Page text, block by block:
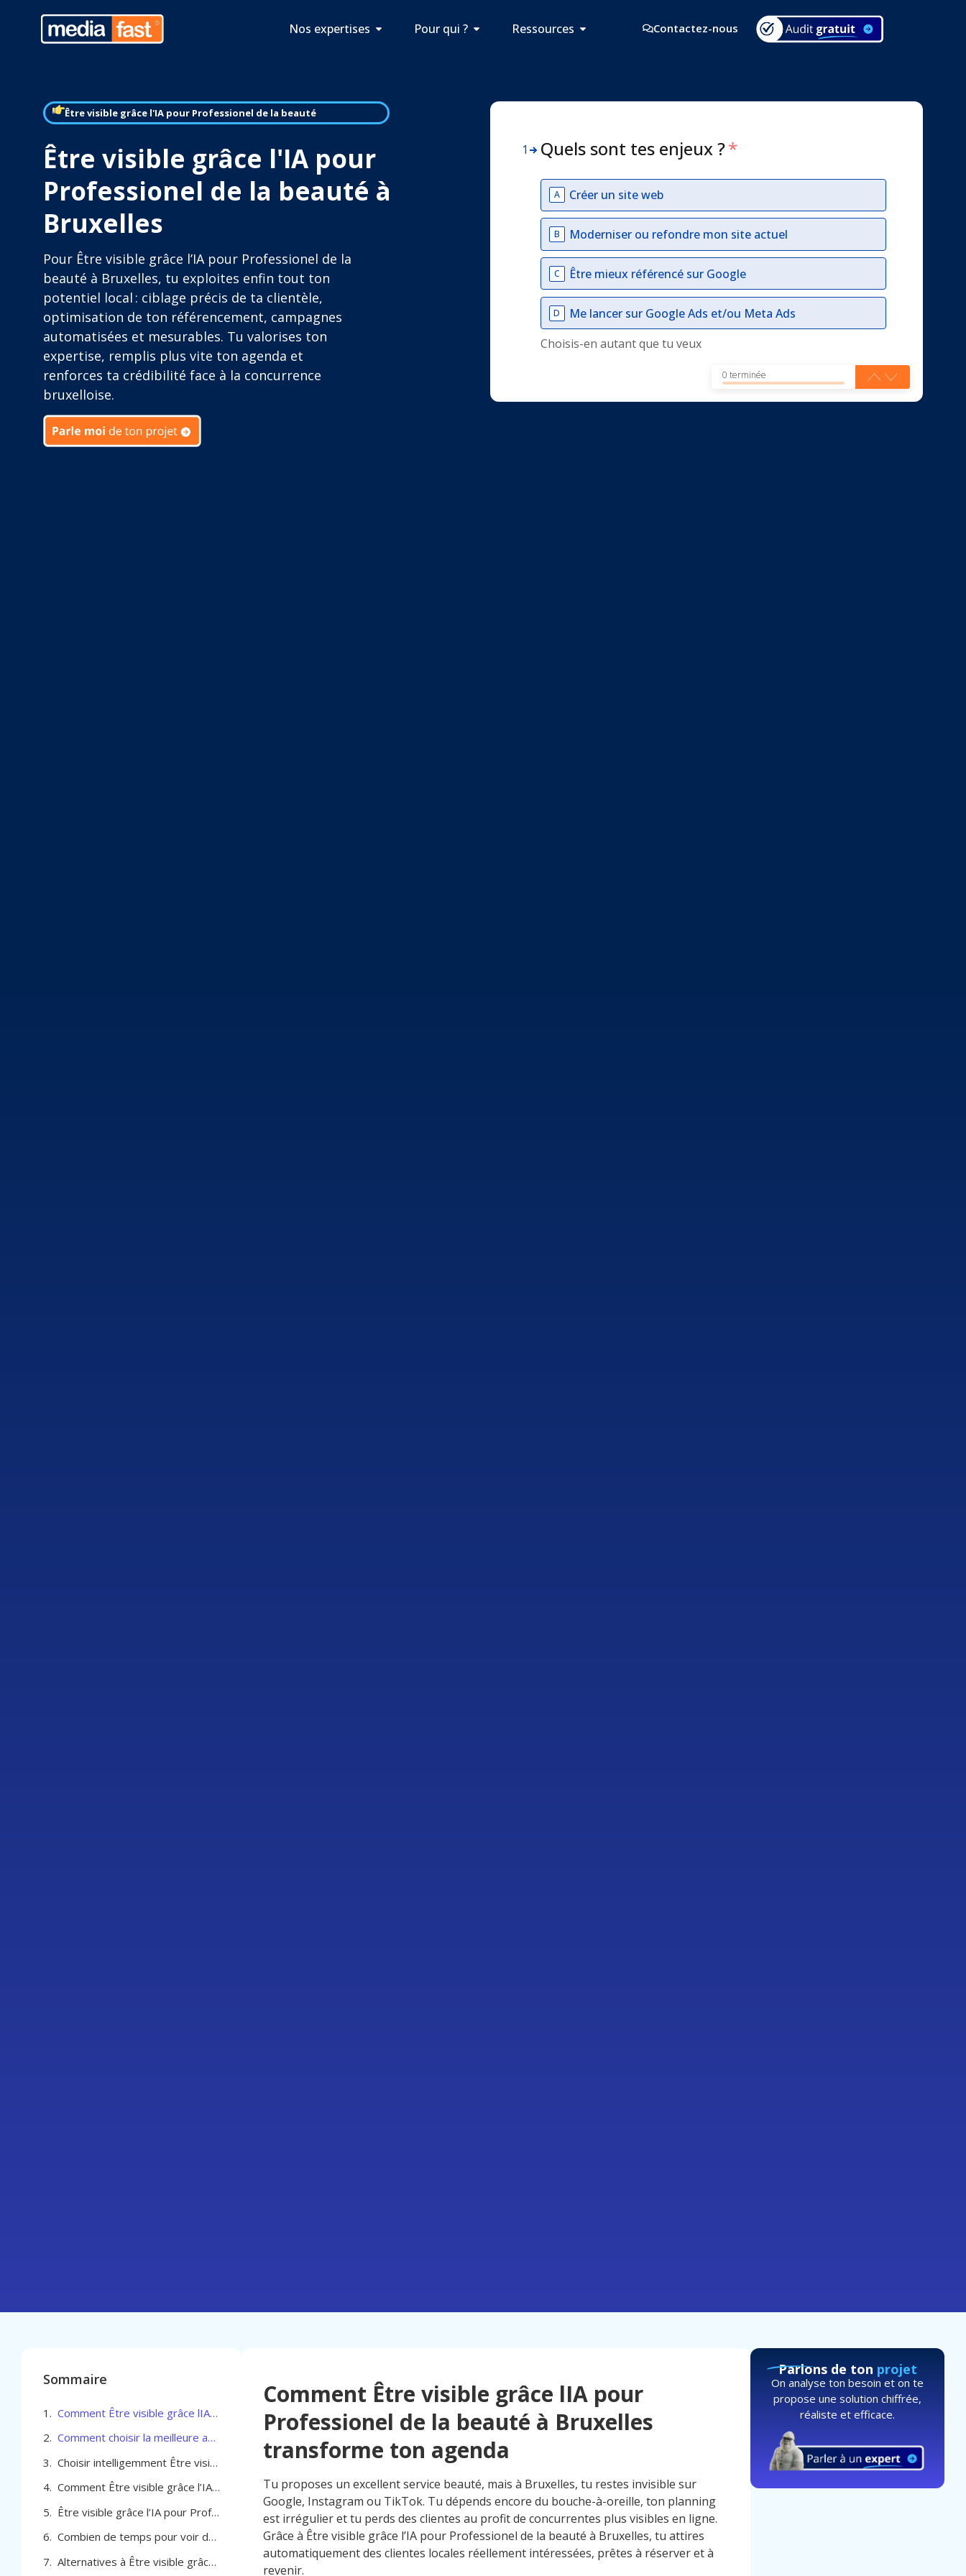
Nos expertises Pour qui ? Ressources Contactez-nous
Être visible grâce l'IA pour Professionel de la beauté
Être visible grâce l'IA pour
Professionel de la beauté à
Bruxelles
Pour Être visible grâce l’IA pour Professionel de la
beauté à Bruxelles, tu exploites enfin tout ton
potentiel local : ciblage précis de ta clientèle,
optimisation de ton référencement, campagnes
automatisées et mesurables. Tu valorises ton
expertise, remplis plus vite ton agenda et
renforces ta crédibilité face à la concurrence
bruxelloise.
1 Quels sont tes enjeux ?*
A Créer un site web
B Moderniser ou refondre mon site actuel
C Être mieux référencé sur Google
D
Me lancer sur Google Ads et/ou Meta Ads
Choisis-en autant que tu veux
0 terminée
Sommaire
Comment Être visible grâce lIA pour Professionel de la beauté à Bruxelles transforme ton agenda
Comment choisir la meilleure agence pour Être visible grâce lIA pour Professionel de la beauté à Bruxelles
Choisir intelligemment Être visible grâce l’IA pour Professionel de la beauté à Bruxelles
Comment Être visible grâce l’IA pour Professionel de la beauté à Bruxelles
Être visible grâce l’IA pour Professionel de la beauté à Bruxelles
Combien de temps pour voir des résultats avec l’IA pour être visible à Bruxelles
Alternatives à Être visible grâce l IA pour Professionel de la beauté à Bruxelles
Comment Être visible grâce lIA pour
Professionel de la beauté à Bruxelles
transforme ton agenda
Tu proposes un excellent service beauté, mais à Bruxelles, tu restes invisible sur
Google, Instagram ou TikTok. Tu dépends encore du bouche-à-oreille, ton planning
est irrégulier et tu perds des clientes au profit de concurrentes plus visibles en ligne.
Grâce à Être visible grâce l’IA pour Professionel de la beauté à Bruxelles, tu attires
automatiquement des clientes locales réellement intéressées, prêtes à réserver et à
revenir.
Parlons de ton projet
On analyse ton besoin et on te
propose une solution chiffrée,
réaliste et efficace.